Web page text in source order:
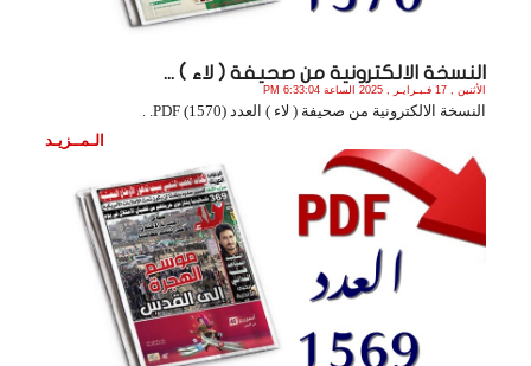
النسخة الالكترونية من صحيفة ( لاء ) ...
الأثنين , 17 فـبـرايـر , 2025 الساعة 6:33:04 PM
النسخة الالكترونية من صحيفة ( لاء ) العدد (1570) PDF. .
الـمــزيـد